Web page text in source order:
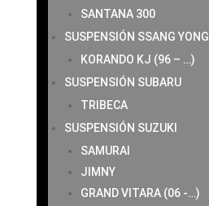
SANTANA 300
SUSPENSIÓN SSANG YONG
KORANDO KJ (96 – …)
SUSPENSIÓN SUBARU
TRIBECA
SUSPENSIÓN SUZUKI
SAMURAI
JIMNY
GRAND VITARA (06 -…)